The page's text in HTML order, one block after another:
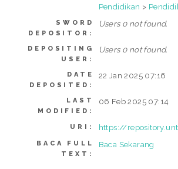
Pendidikan >
SWORD
DEPOSITOR:
Users 0 not found.
DEPOSITING
USER:
Users 0 not found.
DATE
DEPOSITED:
22 Jan 2025 07:16
LAST
MODIFIED:
06 Feb 2025 07:14
URI: https://
BACA FULL
TEXT:
Baca Sekarang